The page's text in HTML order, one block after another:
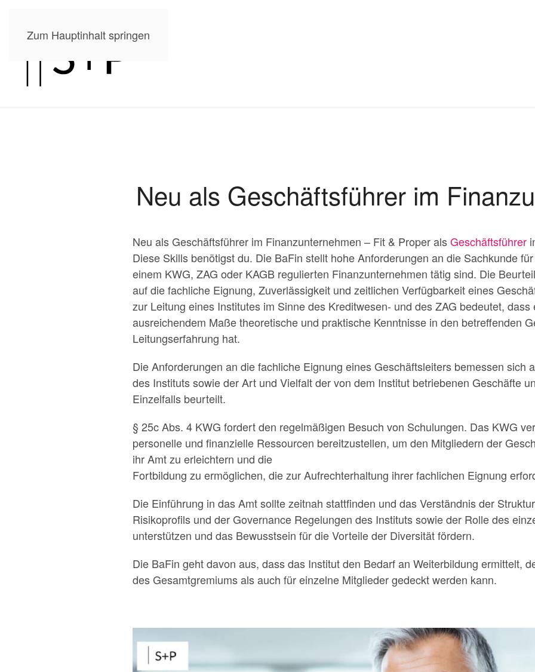
Zum Hauptinhalt springen
Neu als Geschäftsführer im
Neu als Geschäftsführer im Finanzunternehmen – Fit & Proper alsGeschäftsführer
Diese Skills benötigst du. Die BaFin stellt hohe Anforderungen an die Sachkunde
einem KWG, ZAG oder KAGB regulierten Finanzunternehmen tätig sind. Die
auf die fachliche Eignung, Zuverlässigkeit und zeitlichen Verfügbarkeit eines
zur Leitung eines Institutes im Sinne des Kreditwesen- und des ZAG bedeutet,
ausreichendem Maße theoretische und praktische Kenntnisse in den betreffenden
Leitungserfahrung hat.
Die Anforderungen an die fachliche Eignung eines Geschäftsleiters bemessen sich
des Instituts sowie der Art und Vielfalt der von dem Institut betriebenen Geschäfte
Einzelfalls beurteilt.
§ 25c Abs. 4 KWG fordert den regelmäßigen Besuch von Schulungen. Das KWG
personelle und finanzielle Ressourcen bereitzustellen, um den Mitgliedern der
ihr Amt zu erleichtern und die
Fortbildung zu ermöglichen, die zur Aufrechterhaltung ihrer fachlichen Eignung
Die Einführung in das Amt sollte zeitnah stattfinden und das Verständnis der
Risikoprofils und der Governance Regelungen des Instituts sowie der Rolle des
unterstützen und das Bewusstsein für die Vorteile der Diversität fördern.
Die BaFin geht davon aus, dass das Institut den Bedarf an Weiterbildung ermittelt,
des Gesamtgremiums als auch für einzelne Mitglieder gedeckt werden kann.